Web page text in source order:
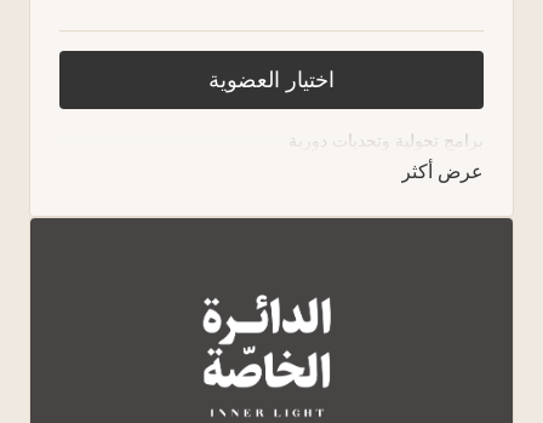
اختيار العضوية
برامج تحولية وتحديات دورية
مجتمع داعم ولقاءات ملهمة
لقاءات مغلقة مع نوف ونور
أكثر من 20 برنامج فيها كل ما تحتاجه
اشتراك شهري يمكنك إلغاءه في أي وقت
مساحة تسمعك، تحتويك، وتذكّرك بأنك لست وحدك